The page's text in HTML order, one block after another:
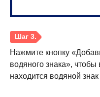
Нажмите кнопку
водяного знака», чтобы
находится водяной